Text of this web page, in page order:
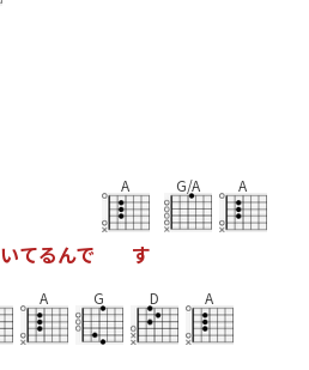
いてるんで
A
す
G/A A
A G D A